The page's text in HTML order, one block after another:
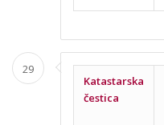
29
Katastarska
čestica